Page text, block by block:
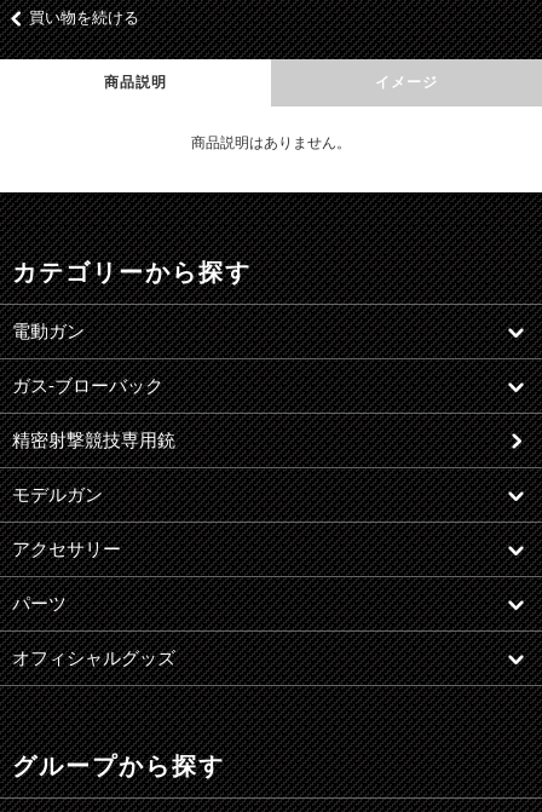
買い物を続ける
商品説明 イメージ
商品説明はありません。
カテゴリーから探す
電動ガン
ガス-ブローバック
精密射撃競技専用銃
モデルガン
アクセサリー
パーツ
オフィシャルグッズ
グループから探す